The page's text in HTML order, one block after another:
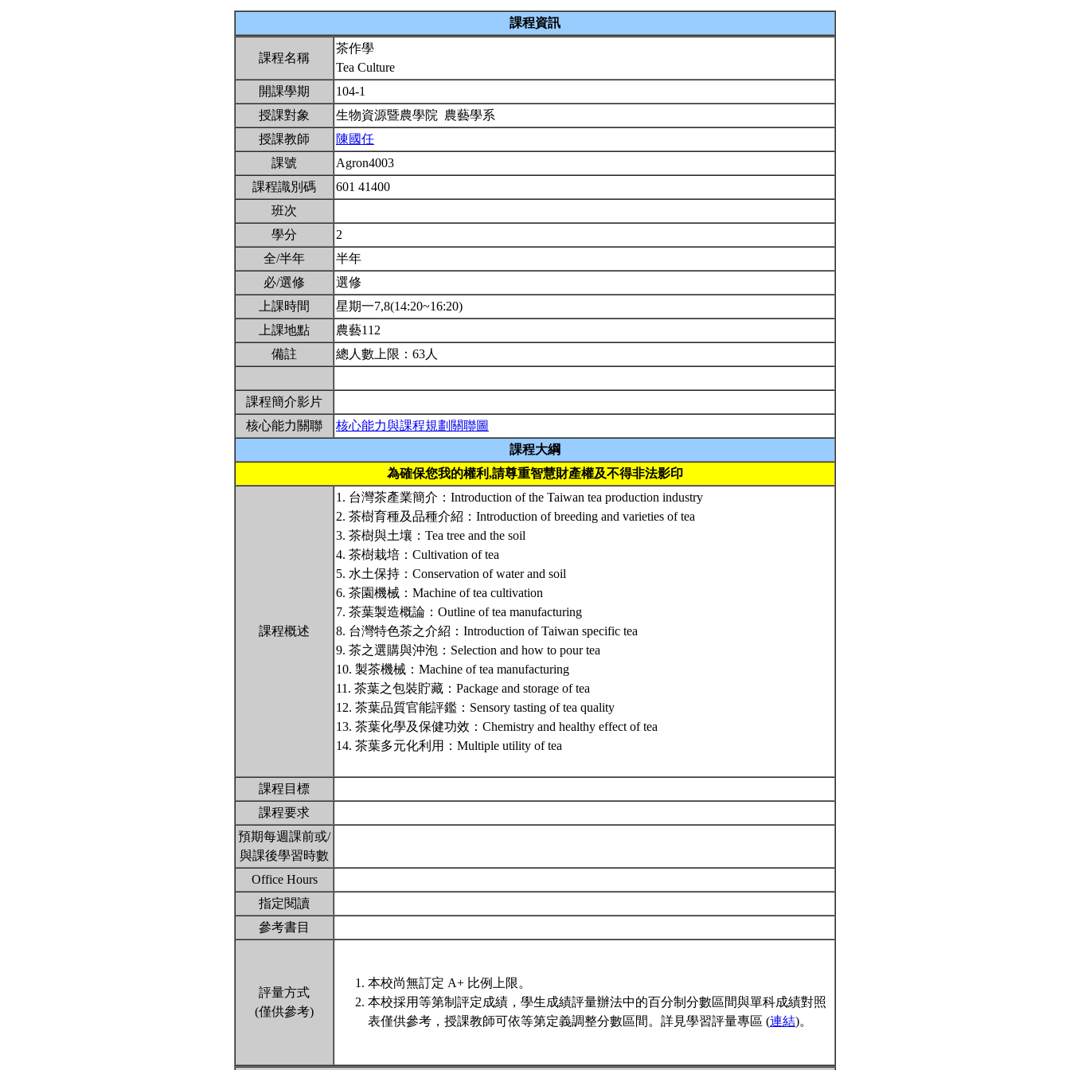
課程資訊
課程名稱
茶作學
Tea Culture
開課學期
104-1
授課對象
生物資源暨農學院 農藝學系
授課教師
陳國任
課號
Agron4003
課程識別碼
601 41400
班次
學分
2
全/半年
半年
必/選修
選修
上課時間
星期一7,8(14:20~16:20)
上課地點
農藝112
備註
總人數上限：63人
課程簡介影片
核心能力關聯
核心能力與課程規劃關聯圖
課程大綱
為確保您我的權利,請尊重智慧財產權及不得非法影印
課程概述
1. 台灣茶產業簡介：Introduction of the Taiwan tea production industry
2. 茶樹育種及品種介紹：Introduction of breeding and varieties of tea
3. 茶樹與土壤：Tea tree and the soil
4. 茶樹栽培：Cultivation of tea
5. 水土保持：Conservation of water and soil
6. 茶園機械：Machine of tea cultivation
7. 茶葉製造概論：Outline of tea manufacturing
8. 台灣特色茶之介紹：Introduction of Taiwan specific tea
9. 茶之選購與沖泡：Selection and how to pour tea
10. 製茶機械：Machine of tea manufacturing
11. 茶葉之包裝貯藏：Package and storage of tea
12. 茶葉品質官能評鑑：Sensory tasting of tea quality
13. 茶葉化學及保健功效：Chemistry and healthy effect of tea
14. 茶葉多元化利用：Multiple utility of tea
課程目標
課程要求
預期每週課前或/
與課後學習時數
Office Hours
指定閱讀
參考書目
評量方式
(僅供參考)
本校尚無訂定 A+ 比例上限。
本校採用等第制評定成績，學生成績評量辦法中的百分制分數區間與單科成績對照
表僅供參考，授課教師可依等第定義調整分數區間。詳見學習評量專區 (連結)。